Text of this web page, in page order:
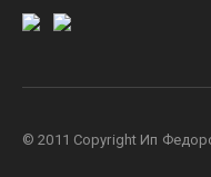
© 2011 Copyright Ип